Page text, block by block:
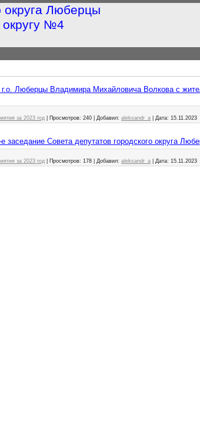
округа Люберцы
округу №4
г.о. Люберцы Владимира Михайловича Волкова с
за 2023 год Просмотров: 240 Добавил: aleksandr_a Дата: 15.11.2023
заседание Совета депутатов городского округа
за 2023 год Просмотров: 178 Добавил: aleksandr_a Дата: 15.11.2023